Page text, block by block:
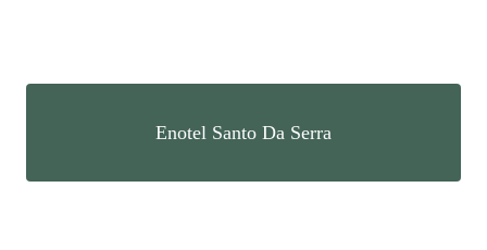
Enotel Santo Da Serra